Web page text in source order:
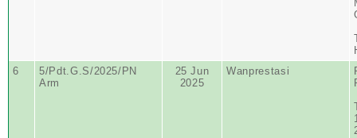
6
5/Pdt.G.S/2025/PN
Arm
25 Jun
2025
Wanprestasi